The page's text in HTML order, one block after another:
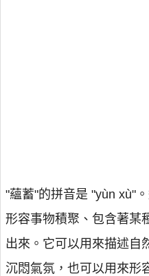
"蘊蓄"的拼音是 "yùn xù"
形容事物積聚、包含著某
出來。它可以用來描述自
沉悶氣氛，也可以用來形